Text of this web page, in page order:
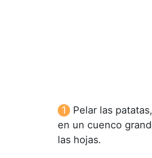
Pelar las
en un cuenco
las hojas.